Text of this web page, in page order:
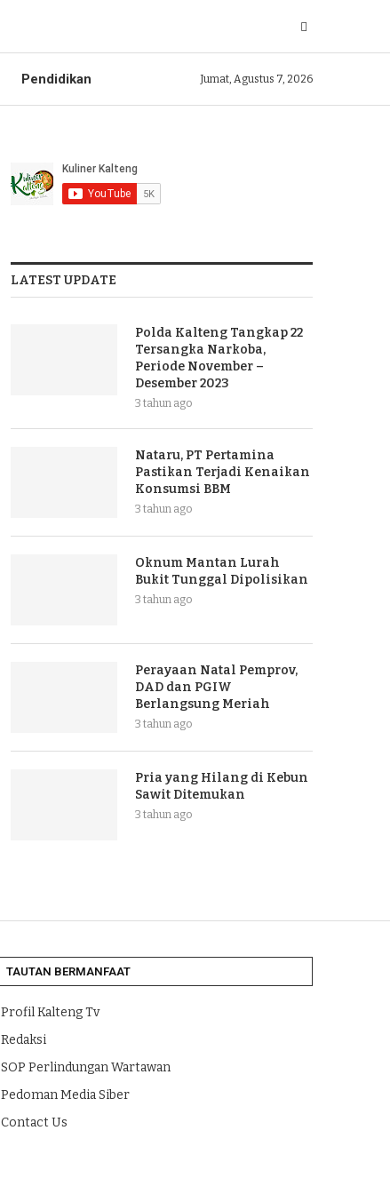
Pendidikan Jumat, Agustus 7, 2026
LATEST UPDATE
Polda Kalteng Tangkap 22
Tersangka Narkoba,
Periode November –
Desember 2023
3 tahun ago
Nataru, PT Pertamina
Pastikan Terjadi Kenaikan
Konsumsi BBM
3 tahun ago
Oknum Mantan Lurah
Bukit Tunggal Dipolisikan
3 tahun ago
Perayaan Natal Pemprov,
DAD dan PGIW
Berlangsung Meriah
3 tahun ago
Pria yang Hilang di Kebun
Sawit Ditemukan
3 tahun ago
TAUTAN BERMANFAAT
Profil Kalteng Tv
Redaksi
SOP Perlindungan Wartawan
Pedoman Media Siber
Contact Us